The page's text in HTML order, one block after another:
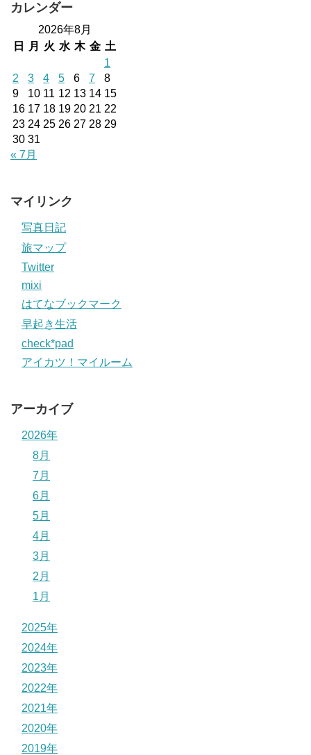
カレンダー
2026年8月
日
月 火 水 木 金 土
1
2
3 4 5 6 7
8
9
10 11 12 13 14 15
16 17 18 19 20 21 22
23 24 25 26 27 28 29
30 31
« 7月
マイリンク
写真日記
旅マップ
Twitter
mixi
はてなブックマーク
早起き生活
check*pad
アイカツ！マイルーム
アーカイブ
2026年
8月
7月
6月
5月
4月
3月
2月
1月
2025年
2024年
2023年
2022年
2021年
2020年
2019年